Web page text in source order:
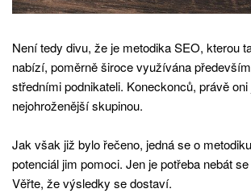
Není tedy divu, že je metodika SEO, kterou
nabízí, poměrně široce využívána
středními podnikateli. Koneckonců, právě
nejohroženější skupinou.
Jak však již bylo řečeno, jedná se o
potenciál jim pomoci. Jen je potřeba nebát
Věřte, že výsledky se dostaví.